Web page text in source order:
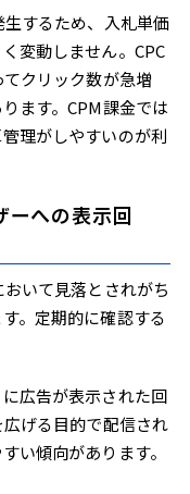
するため、入札単価
変動しません。CPC
クリック数が急増
ます。CPM課金では
理がしやすいのが利
ーへの表示回
いて見落とされがち
。定期的に確認する
広告が表示された回
げる目的で配信され
い傾向があります。